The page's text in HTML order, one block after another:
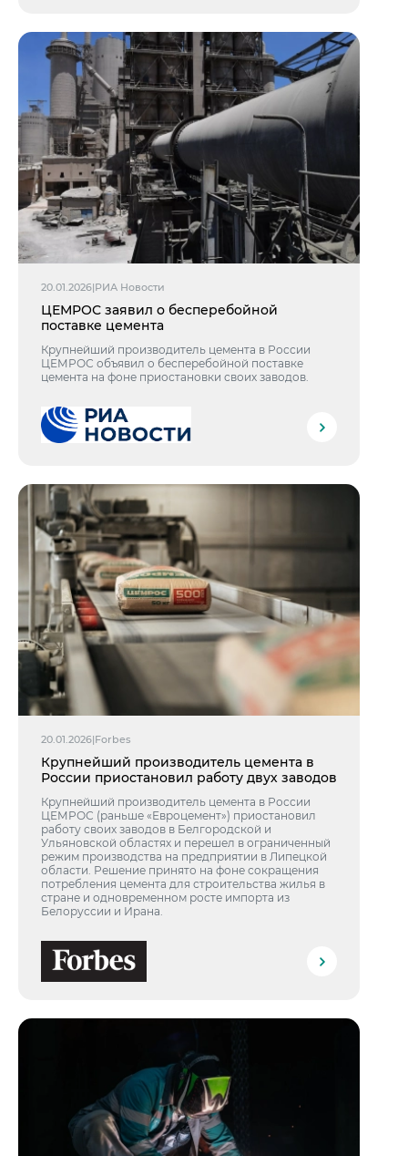
20.01.2026|РИА Новости
ЦЕМРОС заявил о бесперебойной
поставке цемента
Крупнейший производитель цемента в России
ЦЕМРОС объявил о бесперебойной поставке
цемента на фоне приостановки своих заводов.
20.01.2026|Forbes
Крупнейший производитель цемента в
России приостановил работу двух заводов
Крупнейший производитель цемента в России
ЦЕМРОС (раньше «Евроцемент») приостановил
работу своих заводов в Белгородской и
Ульяновской областях и перешел в ограниченный
режим производства на предприятии в Липецкой
области. Решение принято на фоне сокращения
потребления цемента для строительства жилья в
стране и одновременном росте импорта из
Белоруссии и Ирана.